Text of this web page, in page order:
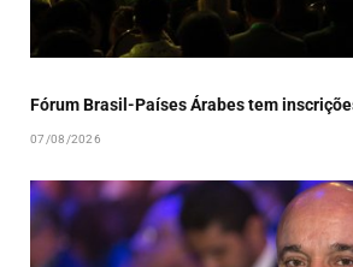
Fórum Brasil-Países Árabes tem
07/08/2026